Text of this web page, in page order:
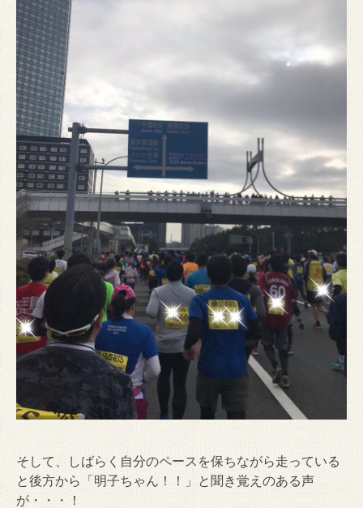
そして、しばらく自分のペースを保ちながら走っている
と後方から「明子ちゃん！！」と聞き覚えのある声
が・・・！